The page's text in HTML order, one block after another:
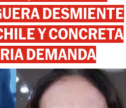
DESMIENTE
Y CONCRETA
DEMANDA